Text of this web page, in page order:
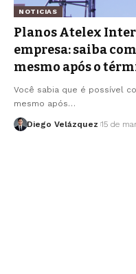
NOTICIAS
Planos Atelex
empresa: saiba
mesmo após o
Você sabia que é possível
mesmo após…
Diego Velázquez 15 de